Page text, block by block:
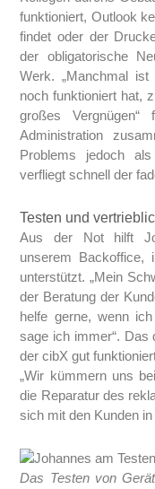
funktioniert, Outlook
findet oder der
der obligatorische
Werk. „Manchmal
noch funktioniert hat,
großes
Administration
Problems jedoch
verfliegt schnell der
Testen und
Aus der Not hilft
unserem Backoffice,
unterstützt. „Mein
der Beratung der
helfe gerne, wenn
sage ich immer“. Das
der cibX gut
„Wir kümmern uns
die Reparatur des
sich mit den Kunden in
Das Testen von